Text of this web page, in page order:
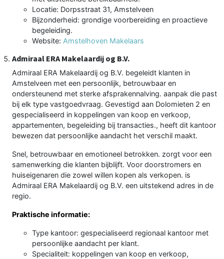
Locatie: Dorpsstraat 31, Amstelveen
Bijzonderheid: grondige voorbereiding en proactieve
begeleiding.
Website: Amstelhoven Makelaars
Admiraal ERA Makelaardij og B.V.
Admiraal ERA Makelaardij og B.V. begeleidt klanten in
Amstelveen met een persoonlijk, betrouwbaar en
ondersteunend met sterke afsprakennalving. aanpak die past
bij elk type vastgoedvraag. Gevestigd aan Dolomieten 2 en
gespecialiseerd in koppelingen van koop en verkoop,
appartementen, begeleiding bij transacties., heeft dit kantoor
bewezen dat persoonlijke aandacht het verschil maakt.
Snel, betrouwbaar en emotioneel betrokken. zorgt voor een
samenwerking die klanten bijblijft. Voor doorstromers en
huiseigenaren die zowel willen kopen als verkopen. is
Admiraal ERA Makelaardij og B.V. een uitstekend adres in de
regio.
Praktische informatie:
Type kantoor: gespecialiseerd regionaal kantoor met
persoonlijke aandacht per klant.
Specialiteit: koppelingen van koop en verkoop,